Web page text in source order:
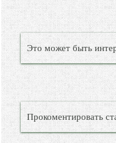
Это может быть
Прокоментировать